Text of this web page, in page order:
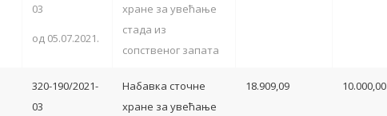
03
од 05.07.2021.
хране за увећање
стада из
сопственог запата
320-190/2021-
03
Набавка сточне
хране за увећање
18.909,09 10.000,00